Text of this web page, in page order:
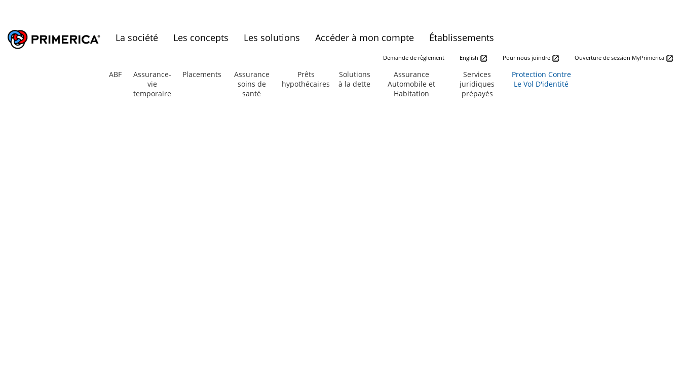
La société Les concepts Les solutions Accéder à mon compte Établissements
Demande de règlement English Pour nous joindre Ouverture de session MyPrimerica
ABF
Assurance-
vie
temporaire
Placements
Assurance
soins de
santé
Prêts
hypothécaires
Solutions
à la dette
Assurance
Automobile et
Habitation
Services
juridiques
prépayés
Protection Contre
Le Vol D'identité